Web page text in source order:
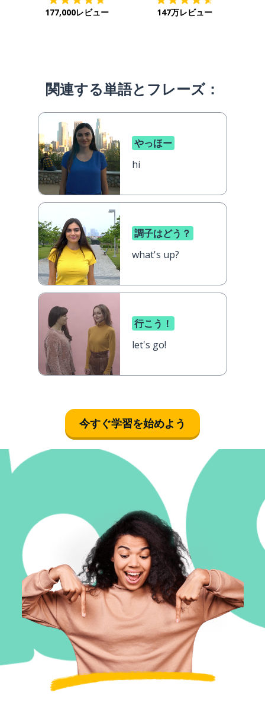
177,000レビュー 147万レビュー
関連する単語とフレーズ：
やっほー
hi
調子はどう？
what's up?
行こう！
let's go!
今すぐ学習を始めよう